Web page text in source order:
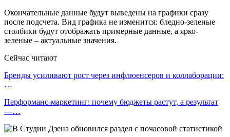
Окончательные данные будут выведены на графики сразу
после подсчета. Вид графика не изменится: бледно-зеленые
столбики будут отображать примерные данные, а ярко-
зеленые – актуальные значения.
Сейчас читают
Бренды усиливают рост через инфлюенсеров и коллаборации:
…
Перформанс-маркетинг: почему бюджеты растут, а результат
—…